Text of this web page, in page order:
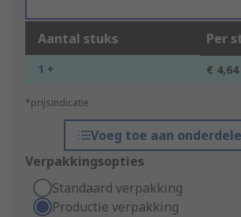
Aantal stuks Per
1 + € 4,64
*prijsindicatie
Voeg toe aan
Verpakkingsopties
Standaard verpakking
Productie verpakking